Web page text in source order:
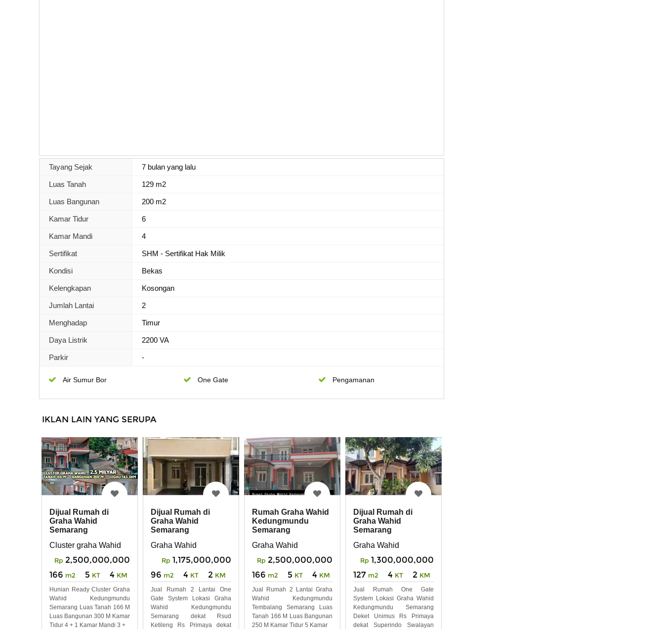
Tayang Sejak 7 bulan yang lalu
Luas Tanah 129 m2
Luas Bangunan 200 m2
Kamar Tidur 6
Kamar Mandi 4
Sertifikat SHM - Sertifikat Hak Milik
Kondisi Bekas
Kelengkapan Kosongan
Jumlah Lantai 2
Menghadap Timur
Daya Listrik 2200 VA
Parkir -
Air Sumur Bor One Gate Pengamanan
IKLAN LAIN YANG SERUPA
Dijual Rumah di
Graha Wahid
Semarang
Cluster graha Wahid
Rp 2,500,000,000
166 m2 5 KT 4 KM
Hunian Ready Cluster Graha
Wahid Kedungmundu
Semarang Luas Tanah 166 M
Luas Bangunan 300 M Kamar
Tidur 4 + 1 Kamar Mandi 3 +
Dijual Rumah di
Graha Wahid
Semarang
Graha Wahid
Rp 1,175,000,000
96 m2 4 KT 2 KM
Jual Rumah 2 Lantai One
Gate System Lokasi Graha
Wahid Kedungmundu
Semarang dekat Rsud
Ketileng Rs Primaya dekat
Rumah Graha Wahid
Kedungmundu
Semarang
Graha Wahid
Rp 2,500,000,000
166 m2 5 KT 4 KM
Jual Rumah 2 Lantai Graha
Wahid Kedungmundu
Tembalang Semarang Luas
Tanah 166 M Luas Bangunan
250 M Kamar Tidur 5 Kamar
Dijual Rumah di
Graha Wahid
Semarang
Graha Wahid
Rp 1,300,000,000
127 m2 4 KT 2 KM
Jual Rumah One Gate
System Lokasi Graha Wahid
Kedungmundu Semarang
Deket Unimus Rs Primaya
dekat Superindo Swalayan